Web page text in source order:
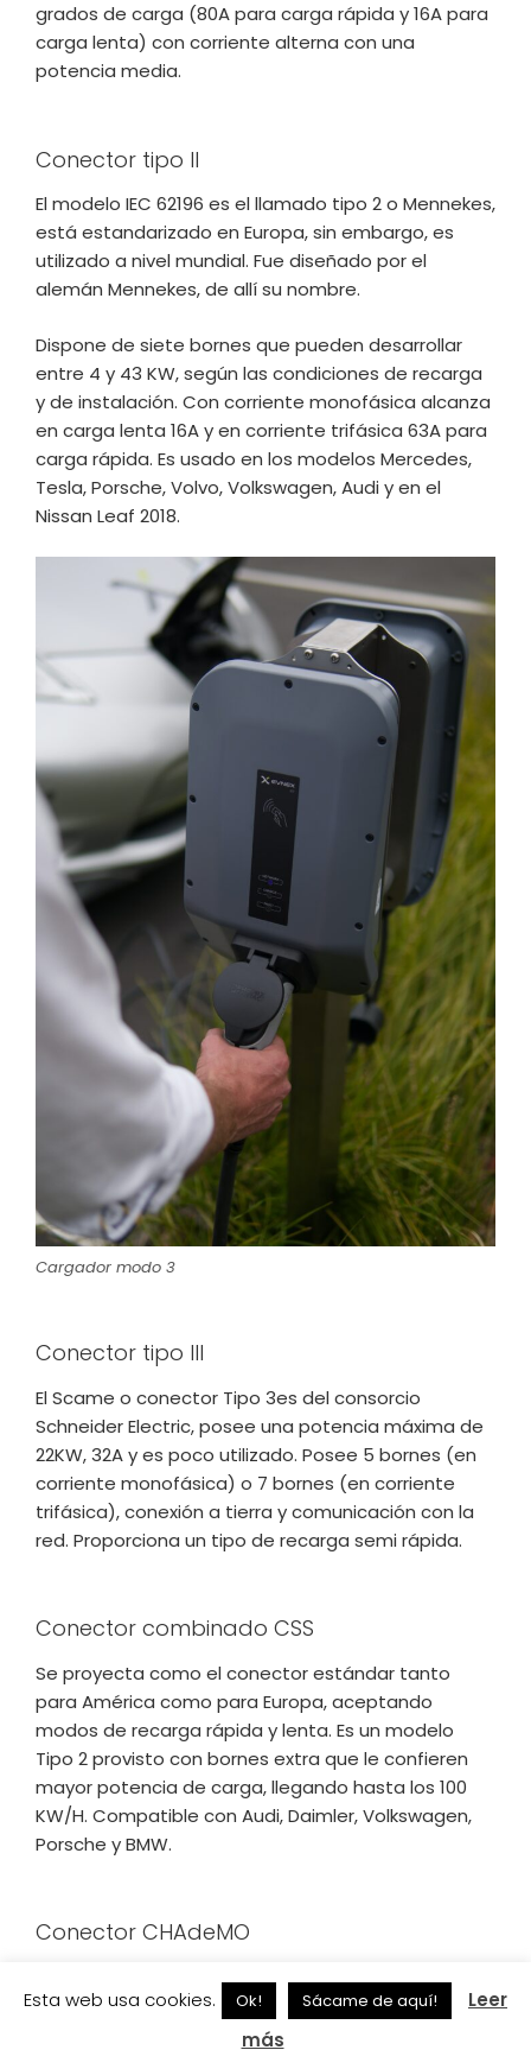
grados de carga (80A para carga rápida y 16A para
carga lenta) con corriente alterna con una
potencia media.
Conector tipo II
El modelo IEC 62196 es el llamado tipo 2 o Mennekes,
está estandarizado en Europa, sin embargo, es
utilizado a nivel mundial. Fue diseñado por el
alemán Mennekes, de allí su nombre.
Dispone de siete bornes que pueden desarrollar
entre 4 y 43 KW, según las condiciones de recarga
y de instalación. Con corriente monofásica alcanza
en carga lenta 16A y en corriente trifásica 63A para
carga rápida. Es usado en los modelos Mercedes,
Tesla, Porsche, Volvo, Volkswagen, Audi y en el
Nissan Leaf 2018.
Cargador modo 3
Conector tipo III
El Scame o conector Tipo 3es del consorcio
Schneider Electric, posee una potencia máxima de
22KW, 32A y es poco utilizado. Posee 5 bornes (en
corriente monofásica) o 7 bornes (en corriente
trifásica), conexión a tierra y comunicación con la
red. Proporciona un tipo de recarga semi rápida.
Conector combinado CSS
Se proyecta como el conector estándar tanto
para América como para Europa, aceptando
modos de recarga rápida y lenta. Es un modelo
Tipo 2 provisto con bornes extra que le confieren
mayor potencia de carga, llegando hasta los 100
KW/H. Compatible con Audi, Daimler, Volkswagen,
Porsche y BMW.
Conector CHAdeMO
Es uno de los conectores más usados,
proporcionando cargas rápidas con corriente
continua con 200A máximo. Posee 10 bornes y el
Esta web usa cookies. Ok! Sácame de aquí!
Leer
más